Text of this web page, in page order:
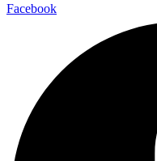
Facebook